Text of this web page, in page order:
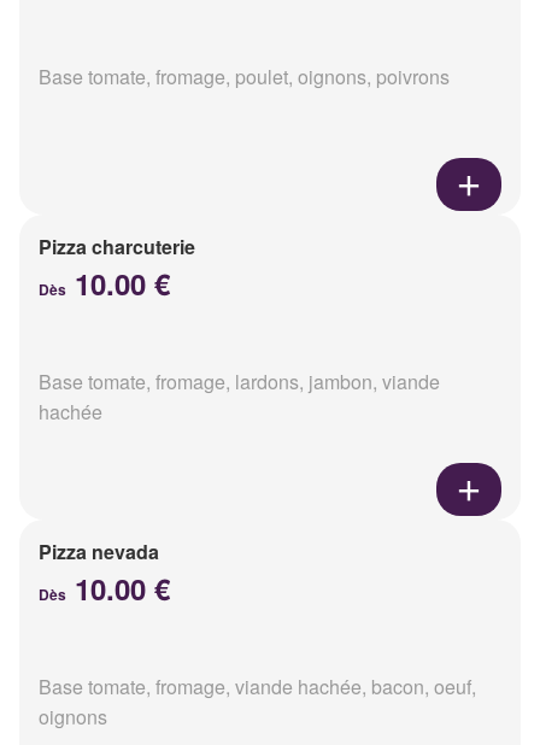
Base tomate, fromage, poulet, oignons, poivrons
Pizza charcuterie
Dès 10.00 €
Base tomate, fromage, lardons, jambon, viande
hachée
Pizza nevada
Dès 10.00 €
Base tomate, fromage, viande hachée, bacon, oeuf,
oignons